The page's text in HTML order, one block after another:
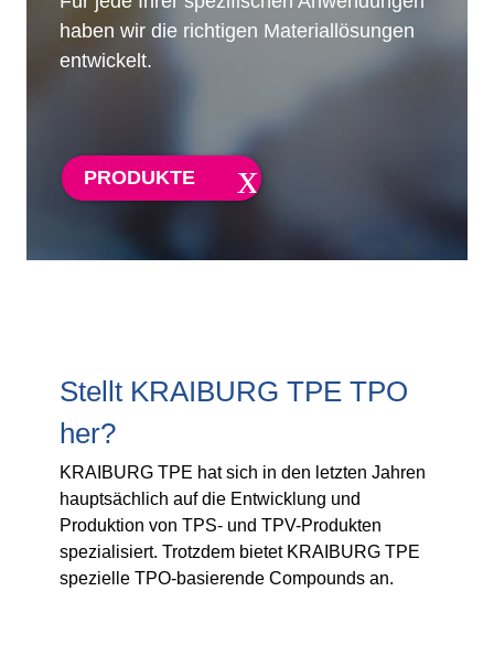
haben wir die richtigen Materiallösungen
entwickelt.
PRODUKTE
Stellt KRAIBURG TPE TPO
her?
KRAIBURG TPE hat sich in den letzten Jahren
hauptsächlich auf die Entwicklung und
Produktion von TPS- und TPV-Produkten
spezialisiert. Trotzdem bietet KRAIBURG TPE
spezielle TPO-basierende Compounds an.